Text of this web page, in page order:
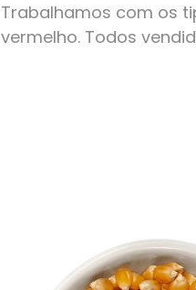
Trabalhamos com os
vermelho. Todos